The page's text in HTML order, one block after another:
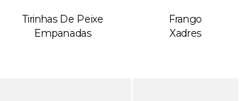
Tirinhas De Peixe
Empanadas
Frango
Xadres